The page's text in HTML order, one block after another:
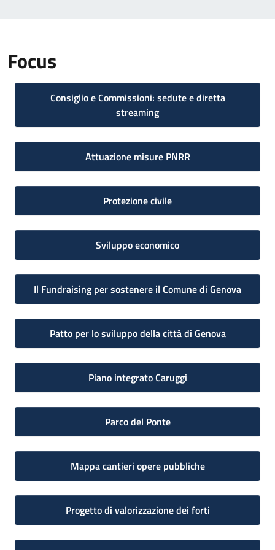
Focus
Consiglio e Commissioni: sedute e diretta
streaming
Attuazione misure PNRR
Protezione civile
Sviluppo economico
Il Fundraising per sostenere il Comune di Genova
Patto per lo sviluppo della città di Genova
Piano integrato Caruggi
Parco del Ponte
Mappa cantieri opere pubbliche
Progetto di valorizzazione dei forti